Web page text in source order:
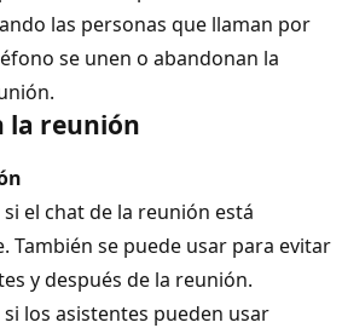
las personas que llaman por
se unen o abandonan la
la reunión
si el chat de la reunión está
También se puede usar para evitar
y después de la reunión.
si los asistentes pueden usar